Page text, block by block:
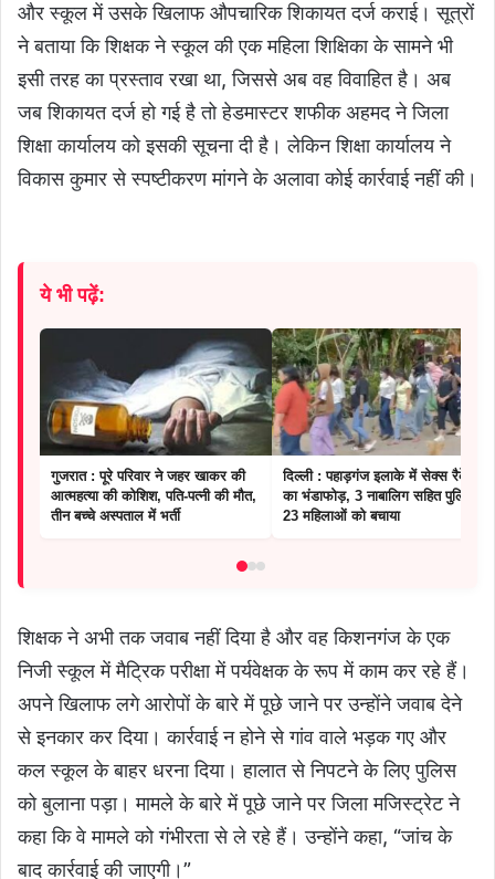
और स्कूल में उसके खिलाफ औपचारिक शिकायत दर्ज कराई। सूत्रों
ने बताया कि शिक्षक ने स्कूल की एक महिला शिक्षिका के सामने भी
इसी तरह का प्रस्ताव रखा था, जिससे अब वह विवाहित है। अब
जब शिकायत दर्ज हो गई है तो हेडमास्टर शफीक अहमद ने जिला
शिक्षा कार्यालय को इसकी सूचना दी है। लेकिन शिक्षा कार्यालय ने
विकास कुमार से स्पष्टीकरण मांगने के अलावा कोई कार्रवाई नहीं की।
ये भी पढ़ें:
गुजरात : पूरे परिवार ने जहर खाकर की
आत्महत्या की कोशिश, पति-पत्नी की मौत,
तीन बच्चे अस्पताल में भर्ती
दिल्ली : पहाड़गंज इलाके में सेक्स रैकेट
का भंडाफोड़, 3 नाबालिग सहित पुलिस ने
23 महिलाओं को बचाया
शिक्षक ने अभी तक जवाब नहीं दिया है और वह किशनगंज के एक
निजी स्कूल में मैट्रिक परीक्षा में पर्यवेक्षक के रूप में काम कर रहे हैं।
अपने खिलाफ लगे आरोपों के बारे में पूछे जाने पर उन्होंने जवाब देने
से इनकार कर दिया। कार्रवाई न होने से गांव वाले भड़क गए और
कल स्कूल के बाहर धरना दिया। हालात से निपटने के लिए पुलिस
को बुलाना पड़ा। मामले के बारे में पूछे जाने पर जिला मजिस्ट्रेट ने
कहा कि वे मामले को गंभीरता से ले रहे हैं। उन्होंने कहा, “जांच के
बाद कार्रवाई की जाएगी।”